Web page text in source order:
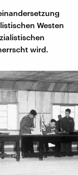
Westen
wird.